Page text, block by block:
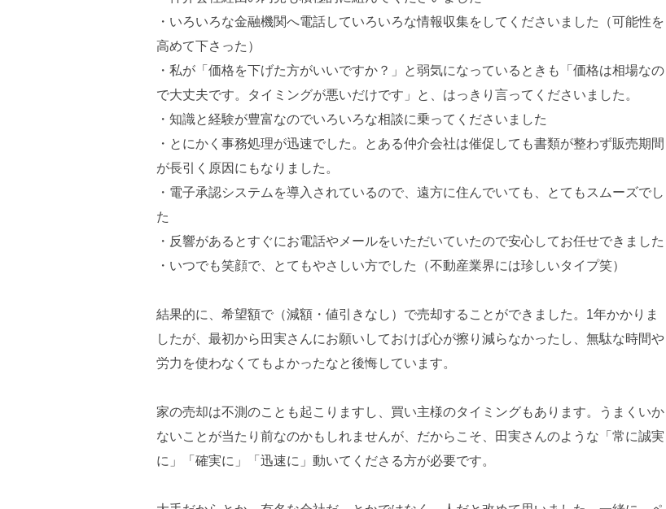
・いろいろな金融機関へ電話していろいろな情報収集をしてくださいました（可能性を
高めて下さった）
・私が「価格を下げた方がいいですか？」と弱気になっているときも「価格は相場なの
で大丈夫です。タイミングが悪いだけです」と、はっきり言ってくださいました。
・知識と経験が豊富なのでいろいろな相談に乗ってくださいました
・とにかく事務処理が迅速でした。とある仲介会社は催促しても書類が整わず販売期間
が長引く原因にもなりました。
・電子承認システムを導入されているので、遠方に住んでいても、とてもスムーズでし
た
・反響があるとすぐにお電話やメールをいただいていたので安心してお任せできました
・いつでも笑顔で、とてもやさしい方でした（不動産業界には珍しいタイプ笑）
結果的に、希望額で（減額・値引きなし）で売却することができました。1年かかりま
したが、最初から田実さんにお願いしておけば心が擦り減らなかったし、無駄な時間や
労力を使わなくてもよかったなと後悔しています。
家の売却は不測のことも起こりますし、買い主様のタイミングもあります。うまくいか
ないことが当たり前なのかもしれませんが、だからこそ、田実さんのような「常に誠実
に」「確実に」「迅速に」動いてくださる方が必要です。